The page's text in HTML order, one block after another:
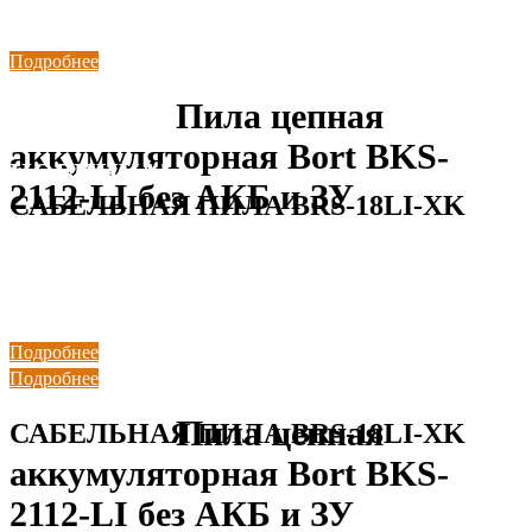
Подробнее
Пила цепная
аккумуляторная Bort BKS-
2112-LI без АКБ и ЗУ
Подробнее
НОВИНКА! Пила цепная
аккумуляторная Bort BKS-
2112-LI без АКБ и ЗУ
НОВИНКА!
САБЕЛЬНАЯ ПИЛА BRS-18LI-XK
Подробнее
САБЕЛЬНАЯ ПИЛА BRS-18LI-XK